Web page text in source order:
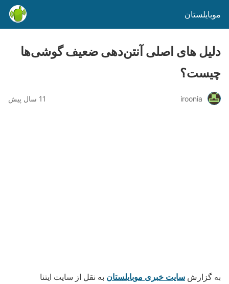
موبایلستان
دلیل های اصلی آنتن‌دهی ضعیف گوشی‌ها
چیست؟
iroonia 11 سال پیش
به گزارش سایت خبری موبایلستان به نقل از سایت ایتنا